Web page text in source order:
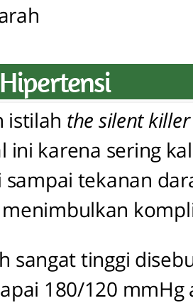
istilah the silent killer
ini karena sering
tekanan
tinggi
180/120 mmHg